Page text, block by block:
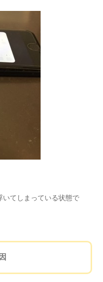
てしまっている状態で